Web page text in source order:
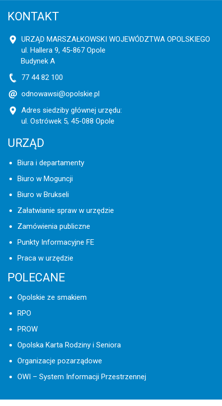
KONTAKT
URZĄD MARSZAŁKOWSKI WOJEWÓDZTWA OPOLSKIEGO
ul. Hallera 9, 45-867 Opole
Budynek A
77 44 82 100
odnowawsi@opolskie.pl
Adres siedziby głównej urzędu:
ul. Ostrówek 5, 45-088 Opole
URZĄD
Biura i departamenty
Biuro w Moguncji
Biuro w Brukseli
Załatwianie spraw w urzędzie
Zamówienia publiczne
Punkty Informacyjne FE
Praca w urzędzie
POLECANE
Opolskie ze smakiem
RPO
PROW
Opolska Karta Rodziny i Seniora
Organizacje pozarządowe
OWI – System Informacji Przestrzennej